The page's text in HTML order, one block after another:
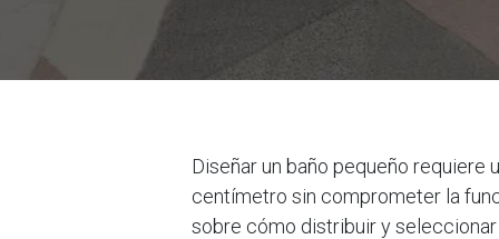
Diseñar un baño pequeño
centímetro sin comprometer la
sobre cómo distribuir y